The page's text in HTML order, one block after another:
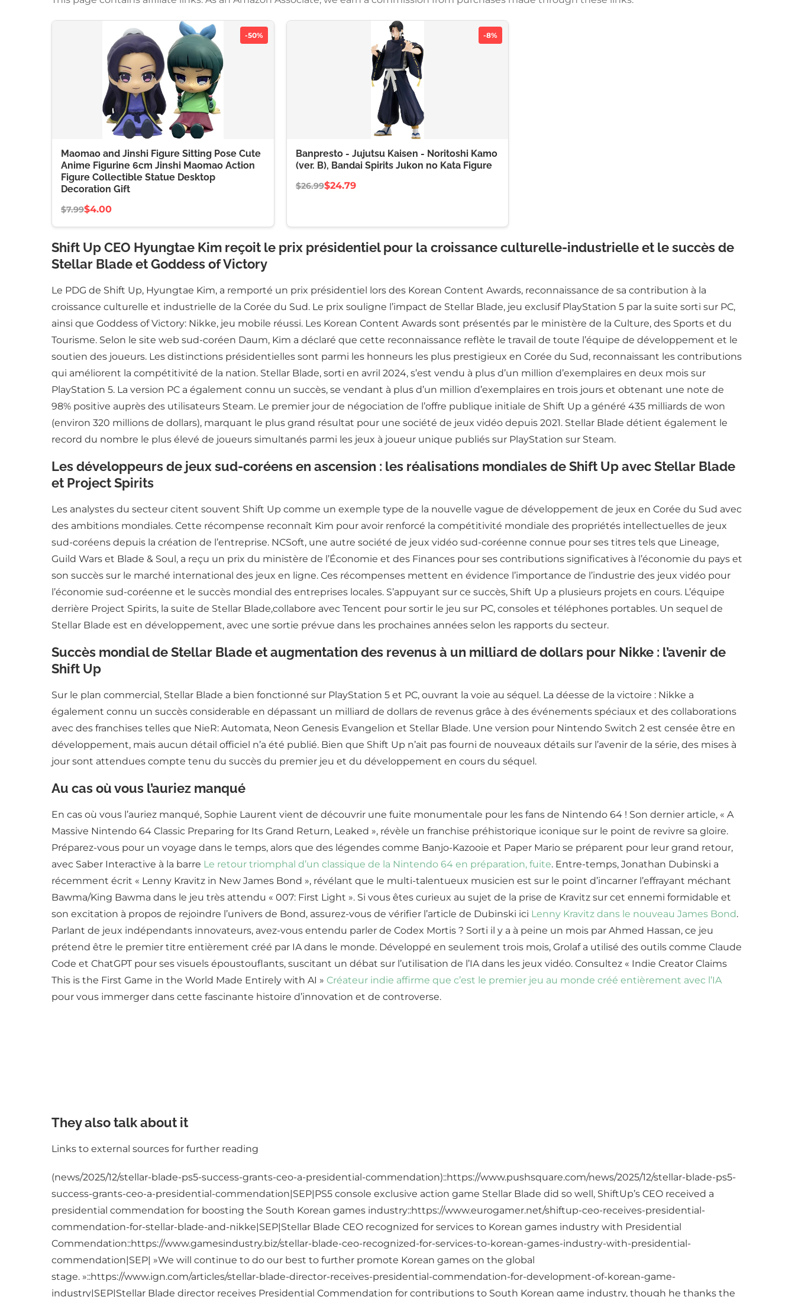
-50%
Maomao and Jinshi Figure Sitting Pose Cute
Anime Figurine 6cm Jinshi Maomao Action
Figure Collectible Statue Desktop
Decoration Gift
$7.99$4.00
-8%
Banpresto - Jujutsu Kaisen - Noritoshi Kamo
(ver. B), Bandai Spirits Jukon no Kata Figure
$26.99$24.79
Shift Up CEO Hyungtae Kim reçoit le prix présidentiel pour la croissance culturelle-industrielle et le succès de
Stellar Blade et Goddess of Victory
Le PDG de Shift Up, Hyungtae Kim, a remporté un prix présidentiel lors des Korean Content Awards, reconnaissance de sa contribution à la
croissance culturelle et industrielle de la Corée du Sud. Le prix souligne l’impact de Stellar Blade, jeu exclusif PlayStation 5 par la suite sorti sur PC,
ainsi que Goddess of Victory: Nikke, jeu mobile réussi. Les Korean Content Awards sont présentés par le ministère de la Culture, des Sports et du
Tourisme. Selon le site web sud-coréen Daum, Kim a déclaré que cette reconnaissance reflète le travail de toute l’équipe de développement et le
soutien des joueurs. Les distinctions présidentielles sont parmi les honneurs les plus prestigieux en Corée du Sud, reconnaissant les contributions
qui améliorent la compétitivité de la nation. Stellar Blade, sorti en avril 2024, s’est vendu à plus d’un million d’exemplaires en deux mois sur
PlayStation 5. La version PC a également connu un succès, se vendant à plus d’un million d’exemplaires en trois jours et obtenant une note de
98% positive auprès des utilisateurs Steam. Le premier jour de négociation de l’offre publique initiale de Shift Up a généré 435 milliards de won
(environ 320 millions de dollars), marquant le plus grand résultat pour une société de jeux vidéo depuis 2021. Stellar Blade détient également le
record du nombre le plus élevé de joueurs simultanés parmi les jeux à joueur unique publiés sur PlayStation sur Steam.
Les développeurs de jeux sud-coréens en ascension : les réalisations mondiales de Shift Up avec Stellar Blade
et Project Spirits
Les analystes du secteur citent souvent Shift Up comme un exemple type de la nouvelle vague de développement de jeux en Corée du Sud avec
des ambitions mondiales. Cette récompense reconnaît Kim pour avoir renforcé la compétitivité mondiale des propriétés intellectuelles de jeux
sud-coréens depuis la création de l’entreprise. NCSoft, une autre société de jeux vidéo sud-coréenne connue pour ses titres tels que Lineage,
Guild Wars et Blade & Soul, a reçu un prix du ministère de l’Économie et des Finances pour ses contributions significatives à l’économie du pays et
son succès sur le marché international des jeux en ligne. Ces récompenses mettent en évidence l’importance de l’industrie des jeux vidéo pour
l’économie sud-coréenne et le succès mondial des entreprises locales. S’appuyant sur ce succès, Shift Up a plusieurs projets en cours. L’équipe
derrière Project Spirits, la suite de Stellar Blade,collabore avec Tencent pour sortir le jeu sur PC, consoles et téléphones portables. Un sequel de
Stellar Blade est en développement, avec une sortie prévue dans les prochaines années selon les rapports du secteur.
Succès mondial de Stellar Blade et augmentation des revenus à un milliard de dollars pour Nikke : l’avenir de
Shift Up
Sur le plan commercial, Stellar Blade a bien fonctionné sur PlayStation 5 et PC, ouvrant la voie au séquel. La déesse de la victoire : Nikke a
également connu un succès considerable en dépassant un milliard de dollars de revenus grâce à des événements spéciaux et des collaborations
avec des franchises telles que NieR: Automata, Neon Genesis Evangelion et Stellar Blade. Une version pour Nintendo Switch 2 est censée être en
développement, mais aucun détail officiel n’a été publié. Bien que Shift Up n’ait pas fourni de nouveaux détails sur l’avenir de la série, des mises à
jour sont attendues compte tenu du succès du premier jeu et du développement en cours du séquel.
Au cas où vous l’auriez manqué
En cas où vous l’auriez manqué, Sophie Laurent vient de découvrir une fuite monumentale pour les fans de Nintendo 64 ! Son dernier article, « A
Massive Nintendo 64 Classic Preparing for Its Grand Return, Leaked », révèle un franchise préhistorique iconique sur le point de revivre sa gloire.
Préparez-vous pour un voyage dans le temps, alors que des légendes comme Banjo-Kazooie et Paper Mario se préparent pour leur grand retour,
avec Saber Interactive à la barre Le retour triomphal d’un classique de la Nintendo 64 en préparation, fuite. Entre-temps, Jonathan Dubinski a
récemment écrit « Lenny Kravitz in New James Bond », révélant que le multi-talentueux musicien est sur le point d’incarner l’effrayant méchant
Bawma/King Bawma dans le jeu très attendu « 007: First Light ». Si vous êtes curieux au sujet de la prise de Kravitz sur cet ennemi formidable et
son excitation à propos de rejoindre l’univers de Bond, assurez-vous de vérifier l’article de Dubinski ici Lenny Kravitz dans le nouveau James Bond.
Parlant de jeux indépendants innovateurs, avez-vous entendu parler de Codex Mortis ? Sorti il y a à peine un mois par Ahmed Hassan, ce jeu
prétend être le premier titre entièrement créé par IA dans le monde. Développé en seulement trois mois, Grolaf a utilisé des outils comme Claude
Code et ChatGPT pour ses visuels époustouflants, suscitant un débat sur l’utilisation de l’IA dans les jeux vidéo. Consultez « Indie Creator Claims
This is the First Game in the World Made Entirely with AI » Créateur indie affirme que c’est le premier jeu au monde créé entièrement avec l’IA
pour vous immerger dans cette fascinante histoire d’innovation et de controverse.
They also talk about it
Links to external sources for further reading
(news/2025/12/stellar-blade-ps5-success-grants-ceo-a-presidential-commendation)::https://www.pushsquare.com/news/2025/12/stellar-blade-ps5-
success-grants-ceo-a-presidential-commendation|SEP|PS5 console exclusive action game Stellar Blade did so well, ShiftUp’s CEO received a
presidential commendation for boosting the South Korean games industry::https://www.eurogamer.net/shiftup-ceo-receives-presidential-
commendation-for-stellar-blade-and-nikke|SEP|Stellar Blade CEO recognized for services to Korean games industry with Presidential
Commendation::https://www.gamesindustry.biz/stellar-blade-ceo-recognized-for-services-to-korean-games-industry-with-presidential-
commendation|SEP| »We will continue to do our best to further promote Korean games on the global
stage. »::https://www.ign.com/articles/stellar-blade-director-receives-presidential-commendation-for-development-of-korean-game-
industry|SEP|Stellar Blade director receives Presidential Commendation for contributions to South Korean game industry, though he thanks the